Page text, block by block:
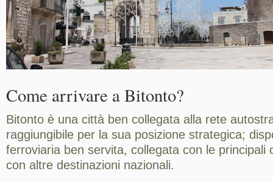
Come arrivare a Bitonto?
Bitonto è una città ben collegata alla rete
raggiungibile per la sua posizione strategica;
ferroviaria ben servita, collegata con le principali
con altre destinazioni nazionali.